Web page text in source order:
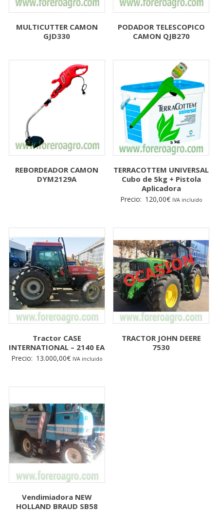
MULTICUTTER CAMON
GJD330
PODADOR TELESCOPICO
CAMON QJB270
REBORDEADOR CAMON
DYM2129A
TERRACOTTEM UNIVERSAL
Cubo de 5kg + Pistola
Aplicadora
Precio: 120,00€ IVA incluido
Tractor CASE
INTERNATIONAL – 2140 EA
Precio: 13.000,00€ IVA incluido
TRACTOR JOHN DEERE
7530
Vendimiadora NEW
HOLLAND BRAUD SB58